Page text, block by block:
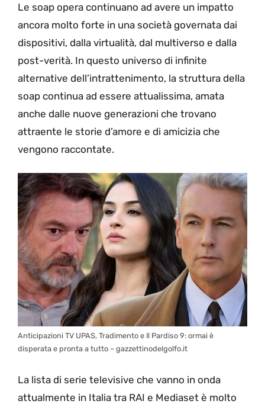
Le soap opera continuano ad avere un impatto
ancora molto forte in una società governata dai
dispositivi, dalla virtualità, dal multiverso e dalla
post-verità. In questo universo di infinite
alternative dell’intrattenimento, la struttura della
soap continua ad essere attualissima, amata
anche dalle nuove generazioni che trovano
attraente le storie d’amore e di amicizia che
vengono raccontate.
Anticipazioni TV UPAS, Tradimento e Il Pardiso 9: ormai è
disperata e pronta a tutto – gazzettinodelgolfo.it
La lista di serie televisive che vanno in onda
attualmente in Italia tra RAI e Mediaset è molto